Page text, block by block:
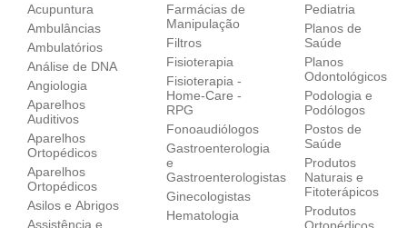
Acupuntura
Ambulâncias
Ambulatórios
Análise de DNA
Angiologia
Aparelhos
Auditivos
Aparelhos
Ortopédicos‎
Aparelhos
Ortopédicos‎
Asilos e Abrigos
Assistência e
Farmácias de
Manipulação
Filtros
Fisioterapia
Fisioterapia -
Home-Care -
RPG
Fonoaudiólogos
Gastroenterologia
e
Gastroenterologistas
Ginecologistas
Hematologia
Pediatria
Planos de
Saúde
Planos
Odontológicos
Podologia e
Podólogos
Postos de
Saúde
Produtos
Naturais e
Fitoterápicos
Produtos
Ortopédicos